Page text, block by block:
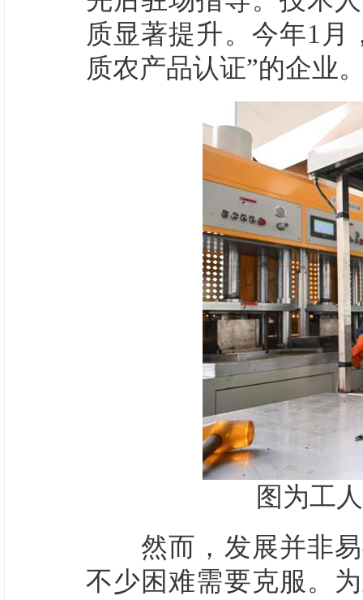
质显著提升。今年1月
质农产品认证”的企业
图为工
然而，发展并非易
不少困难需要克服。